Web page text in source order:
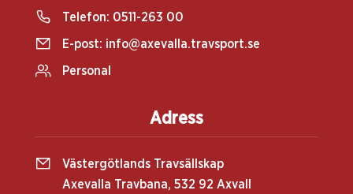
Telefon: 0511-263 00
E-post: info@axevalla.travsport.se
Personal
Adress
Västergötlands Travsällskap
Axevalla Travbana, 532 92 Axvall